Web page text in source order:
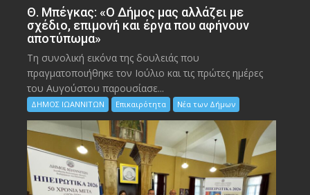
Θ. Μπέγκας: «Ο Δήμος μας αλλάζει με
σχέδιο, επιμονή και έργα που αφήνουν
αποτύπωμα»
Τη συνολική εικόνα της δουλειάς που
πραγματοποιήθηκε τον Ιούλιο και τις πρώτες ημέρες
του Αυγούστου παρουσίασε...
ΔΗΜΟΣ ΙΩΑΝΝΙΤΩΝ Επικαιρότητα Νέα των Δήμων